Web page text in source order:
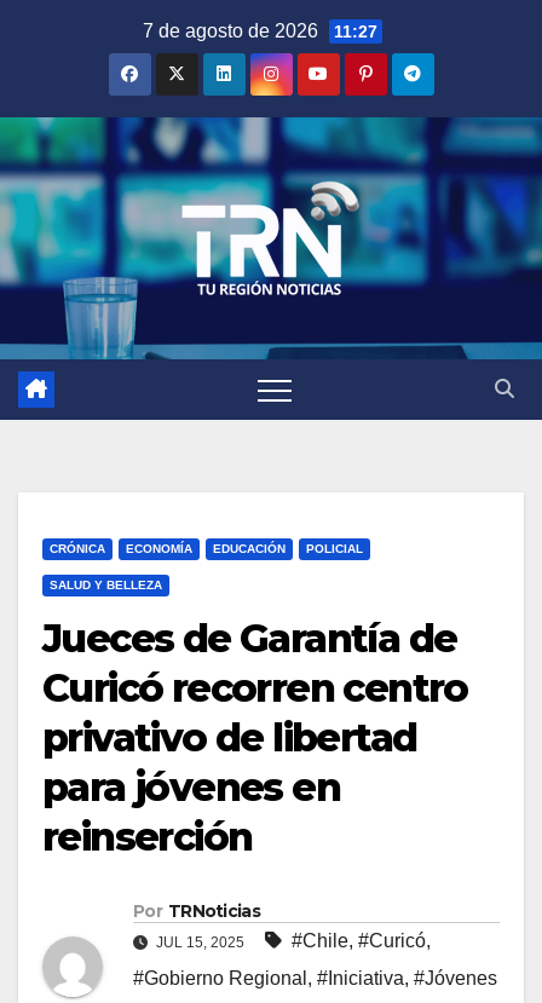
7 de agosto de 2026 11:27
CRÓNICA ECONOMÍA EDUCACIÓN POLICIAL
SALUD Y BELLEZA
Jueces de Garantía de
Curicó recorren centro
privativo de libertad
para jóvenes en
reinserción
Por TRNoticias
JUL 15, 2025 #Chile, #Curicó,
#Gobierno Regional , #Iniciativa, #Jóvenes